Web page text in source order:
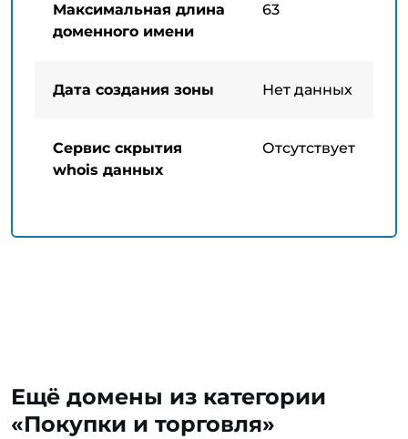
Максимальная длина
доменного имени
63
Дата создания зоны Нет данных
Сервис скрытия
whois данных
Отсутствует
Ещё домены из категории
«Покупки и торговля»